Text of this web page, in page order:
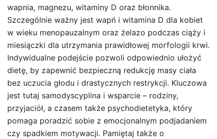
wapnia, magnezu, witaminy D oraz błonnika.
Szczególnie ważny jest wapń i witamina D dla kobiet
w wieku menopauzalnym oraz żelazo podczas ciąży i
miesiączki dla utrzymania prawidłowej morfologii krwi.
Indywidualne podejście pozwoli odpowiednio ułożyć
dietę, by zapewnić bezpieczną redukcję masy ciała
bez uczucia głodu i drastycznych restrykcji. Kluczowa
jest tutaj samodyscyplina i wsparcie – rodziny,
przyjaciół, a czasem także psychodietetyka, który
pomaga poradzić sobie z emocjonalnym podjadaniem
czy spadkiem motywacji. Pamiętaj także o